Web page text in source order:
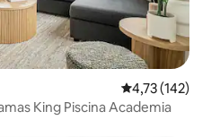
4,73 de uma
4,73 (142)
King Piscina Academia